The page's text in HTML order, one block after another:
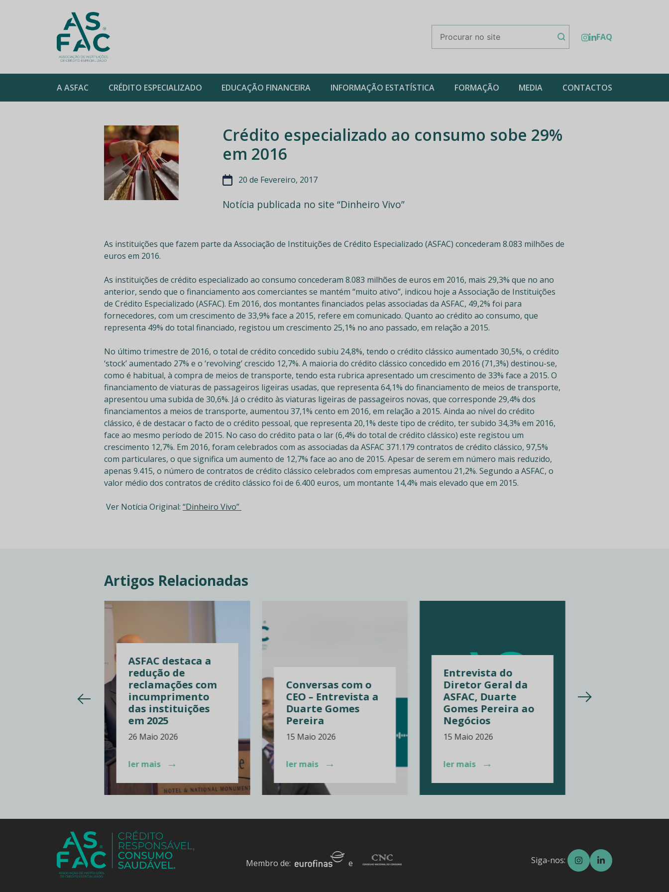
FAQ
A ASFAC CRÉDITO ESPECIALIZADO EDUCAÇÃO FINANCEIRA INFORMAÇÃO ESTATÍSTICA FORMAÇÃO MEDIA CONTACTOS
Crédito especializado ao consumo sobe 29%
em 2016
20 de Fevereiro, 2017
Notícia publicada no site “Dinheiro Vivo”
As instituições que fazem parte da Associação de Instituições de Crédito Especializado (ASFAC) concederam 8.083 milhões de
euros em 2016.
As instituições de crédito especializado ao consumo concederam 8.083 milhões de euros em 2016, mais 29,3% que no ano
anterior, sendo que o financiamento aos comerciantes se mantém “muito ativo”, indicou hoje a Associação de Instituições
de Crédito Especializado (ASFAC). Em 2016, dos montantes financiados pelas associadas da ASFAC, 49,2% foi para
fornecedores, com um crescimento de 33,9% face a 2015, refere em comunicado. Quanto ao crédito ao consumo, que
representa 49% do total financiado, registou um crescimento 25,1% no ano passado, em relação a 2015.
No último trimestre de 2016, o total de crédito concedido subiu 24,8%, tendo o crédito clássico aumentado 30,5%, o crédito
‘stock’ aumentado 27% e o ‘revolving’ crescido 12,7%. A maioria do crédito clássico concedido em 2016 (71,3%) destinou-se,
como é habitual, à compra de meios de transporte, tendo esta rubrica apresentado um crescimento de 33% face a 2015. O
financiamento de viaturas de passageiros ligeiras usadas, que representa 64,1% do financiamento de meios de transporte,
apresentou uma subida de 30,6%. Já o crédito às viaturas ligeiras de passageiros novas, que corresponde 29,4% dos
financiamentos a meios de transporte, aumentou 37,1% cento em 2016, em relação a 2015. Ainda ao nível do crédito
clássico, é de destacar o facto de o crédito pessoal, que representa 20,1% deste tipo de crédito, ter subido 34,3% em 2016,
face ao mesmo período de 2015. No caso do crédito pata o lar (6,4% do total de crédito clássico) este registou um
crescimento 12,7%. Em 2016, foram celebrados com as associadas da ASFAC 371.179 contratos de crédito clássico, 97,5%
com particulares, o que significa um aumento de 12,7% face ao ano de 2015. Apesar de serem em número mais reduzido,
apenas 9.415, o número de contratos de crédito clássico celebrados com empresas aumentou 21,2%. Segundo a ASFAC, o
valor médio dos contratos de crédito clássico foi de 6.400 euros, um montante 14,4% mais elevado que em 2015.
Ver Notícia Original: “Dinheiro Vivo”
Artigos Relacionadas
ASFAC destaca a
redução de
reclamações com
incumprimento
das instituições
em 2025
26 Maio 2026
ler mais →
Conversas com o
CEO – Entrevista a
Duarte Gomes
Pereira
15 Maio 2026
ler mais →
Entrevista do
Diretor Geral da
ASFAC, Duarte
Gomes Pereira ao
Negócios
15 Maio 2026
ler mais →
Membro de: e Siga-nos: